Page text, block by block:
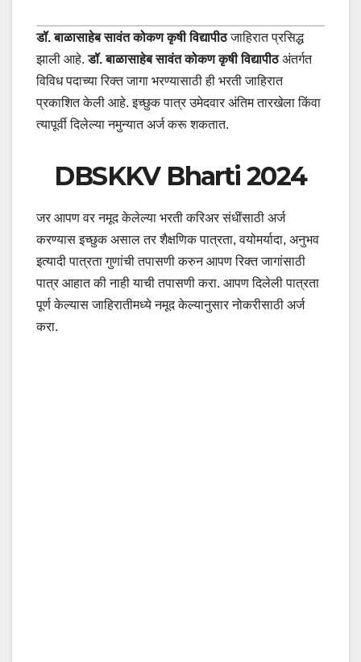
डॉ. बाळासाहेब सावंत कोकण कृषी विद्यापीठजाहिरात प्रसिद्ध
झाली आहे.डॉ. बाळासाहेब सावंत कोकण कृषी विद्यापीठअंतर्गत
विविध पदाच्या रिक्त जागा भरण्यासाठी ही भरती जाहिरात
प्रकाशित केली आहे. इच्छुक पात्र उमेदवार अंतिम तारखेला किंवा
त्यापूर्वी दिलेल्या नमुन्यात अर्ज करू शकतात.
DBSKKV Bharti 2024
जर आपण वर नमूद केलेल्या भरती करिअर संधींसाठी अर्ज
करण्यास इच्छुक असाल तर शैक्षणिक पात्रता, वयोमर्यादा, अनुभव
इत्यादी पात्रता गुणांची तपासणी करुन आपण रिक्त जागांसाठी
पात्र आहात की नाही याची तपासणी करा. आपण दिलेली पात्रता
पूर्ण केल्यास जाहिरातीमध्ये नमूद केल्यानुसार नोकरीसाठी अर्ज
करा.